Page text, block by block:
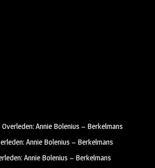
Overleden: Annie Bolenius – Berkelmans
Annie Bolenius – Berkelmans
Annie Bolenius – Berkelmans